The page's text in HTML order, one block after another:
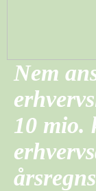
Nem
10 mio.